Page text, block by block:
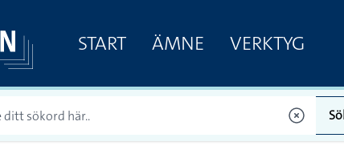
START ÄMNE VERKTYG